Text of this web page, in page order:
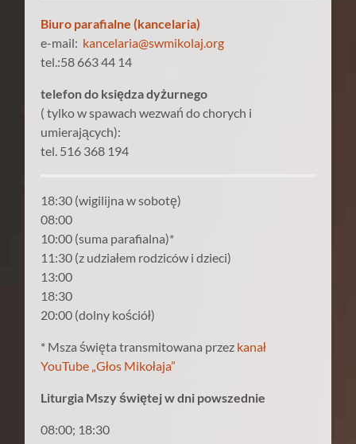
Biuro parafialne (kancelaria)
e-mail: kancelaria@swmikolaj.org
tel.:58 663 44 14
telefon do księdza dyżurnego
( tylko w spawach wezwań do chorych i
umierających):
tel. 516 368 194
18:30 (wigilijna w sobotę)
08:00
10:00 (suma parafialna)*
11:30 (z udziałem rodziców i dzieci)
13:00
18:30
20:00 (dolny kościół)
* Msza święta transmitowana przez kanał
YouTube „Głos Mikołaja”
Liturgia Mszy świętej w dni powszednie
08:00; 18:30